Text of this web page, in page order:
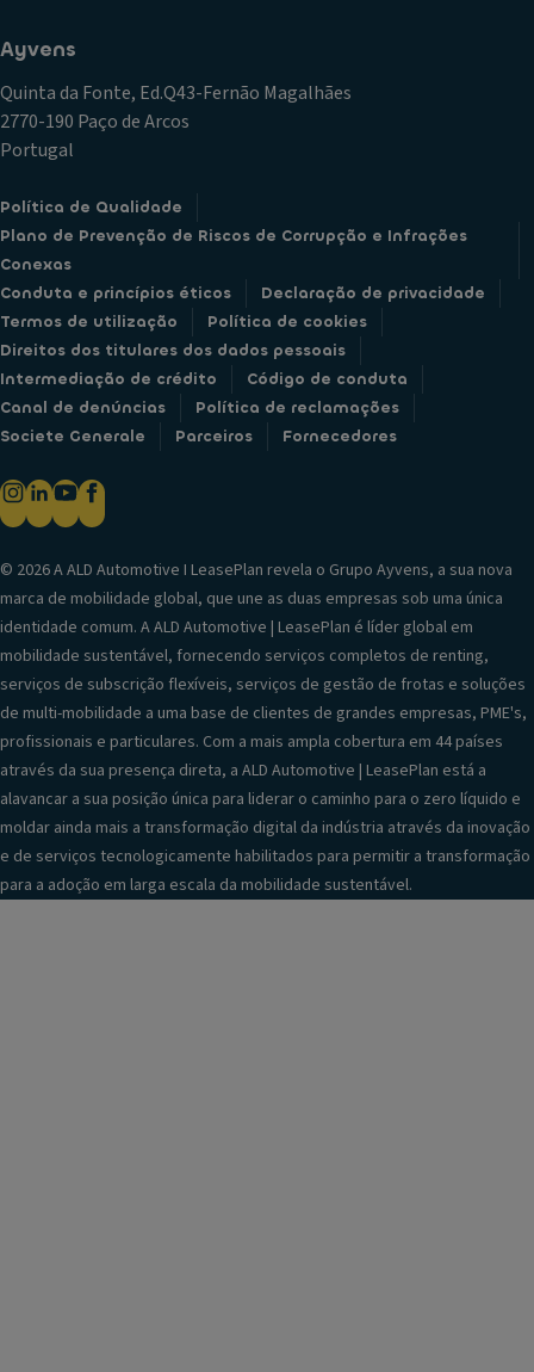
Ayvens
Quinta da Fonte, Ed.Q43-Fernão Magalhães
2770-190 Paço de Arcos
Portugal
Política de Qualidade
Plano de Prevenção de Riscos de Corrupção e Infrações
Conexas
Conduta e princípios éticos
Declaração de privacidade
Termos de utilização
Política de cookies
Direitos dos titulares dos dados pessoais
Intermediação de crédito
Código de conduta
Canal de denúncias
Política de reclamações
Societe Generale
Parceiros Fornecedores
© 2026 A ALD Automotive I LeasePlan revela o Grupo Ayvens, a sua nova
marca de mobilidade global, que une as duas empresas sob uma única
identidade comum. A ALD Automotive | LeasePlan é líder global em
mobilidade sustentável, fornecendo serviços completos de renting,
serviços de subscrição flexíveis, serviços de gestão de frotas e soluções
de multi-mobilidade a uma base de clientes de grandes empresas, PME's,
profissionais e particulares. Com a mais ampla cobertura em 44 países
através da sua presença direta, a ALD Automotive | LeasePlan está a
alavancar a sua posição única para liderar o caminho para o zero líquido e
moldar ainda mais a transformação digital da indústria através da inovação
e de serviços tecnologicamente habilitados para permitir a transformação
para a adoção em larga escala da mobilidade sustentável.